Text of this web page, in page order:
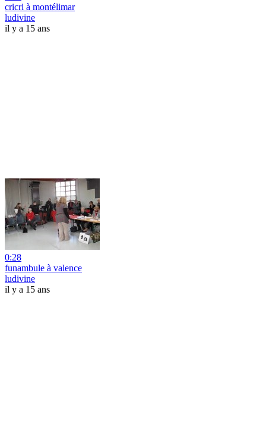
cricri à montélimar
ludivine
il y a 15 ans
0:28
funambule à valence
ludivine
il y a 15 ans